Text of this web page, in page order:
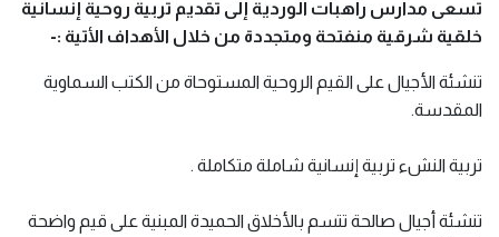
تسعى مدارس راهبات الوردية إلى تقديم تربية روحية إنسانية
خلقية شرقية منفتحة ومتجددة من خلال الأهداف الأتية :-
تنشئة الأجيال على القيم الروحية المستوحاة من الكتب السماوية
المقدسة.
تربية النشء تربية إنسانية شاملة متكاملة .
تنشئة أجيال صالحة تتسم بالأخلاق الحميدة المبنية على قيم واضحة